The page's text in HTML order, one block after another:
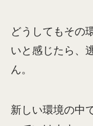
どうしてもその
いと感じたら、
ん。
新しい環境の中